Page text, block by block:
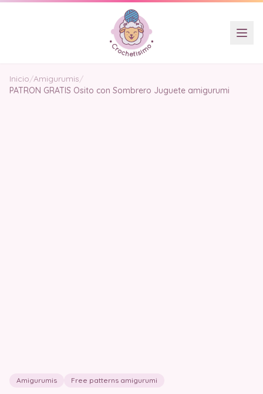
Inicio/Amigurumis/
PATRON GRATIS Osito con Sombrero Juguete amigurumi
Amigurumis Free patterns amigurumi